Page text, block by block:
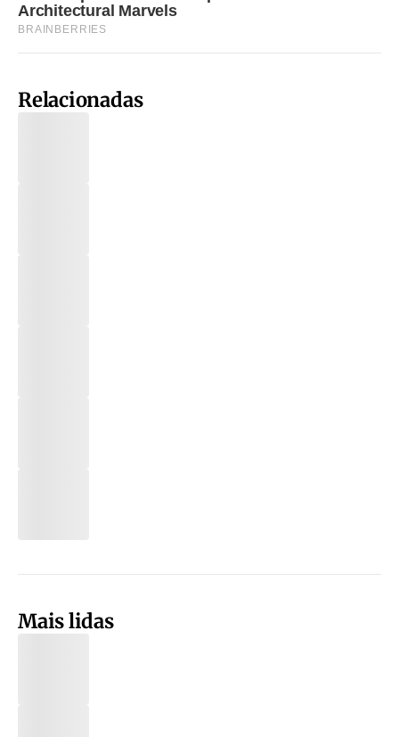
Relacionadas
Mais lidas